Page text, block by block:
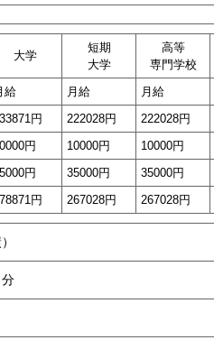
大学
短期
大学
高等
専門学校
給 月給 月給
円 222028円 222028円
円 10000円 10000円
円 35000円 35000円
円 267028円 267028円